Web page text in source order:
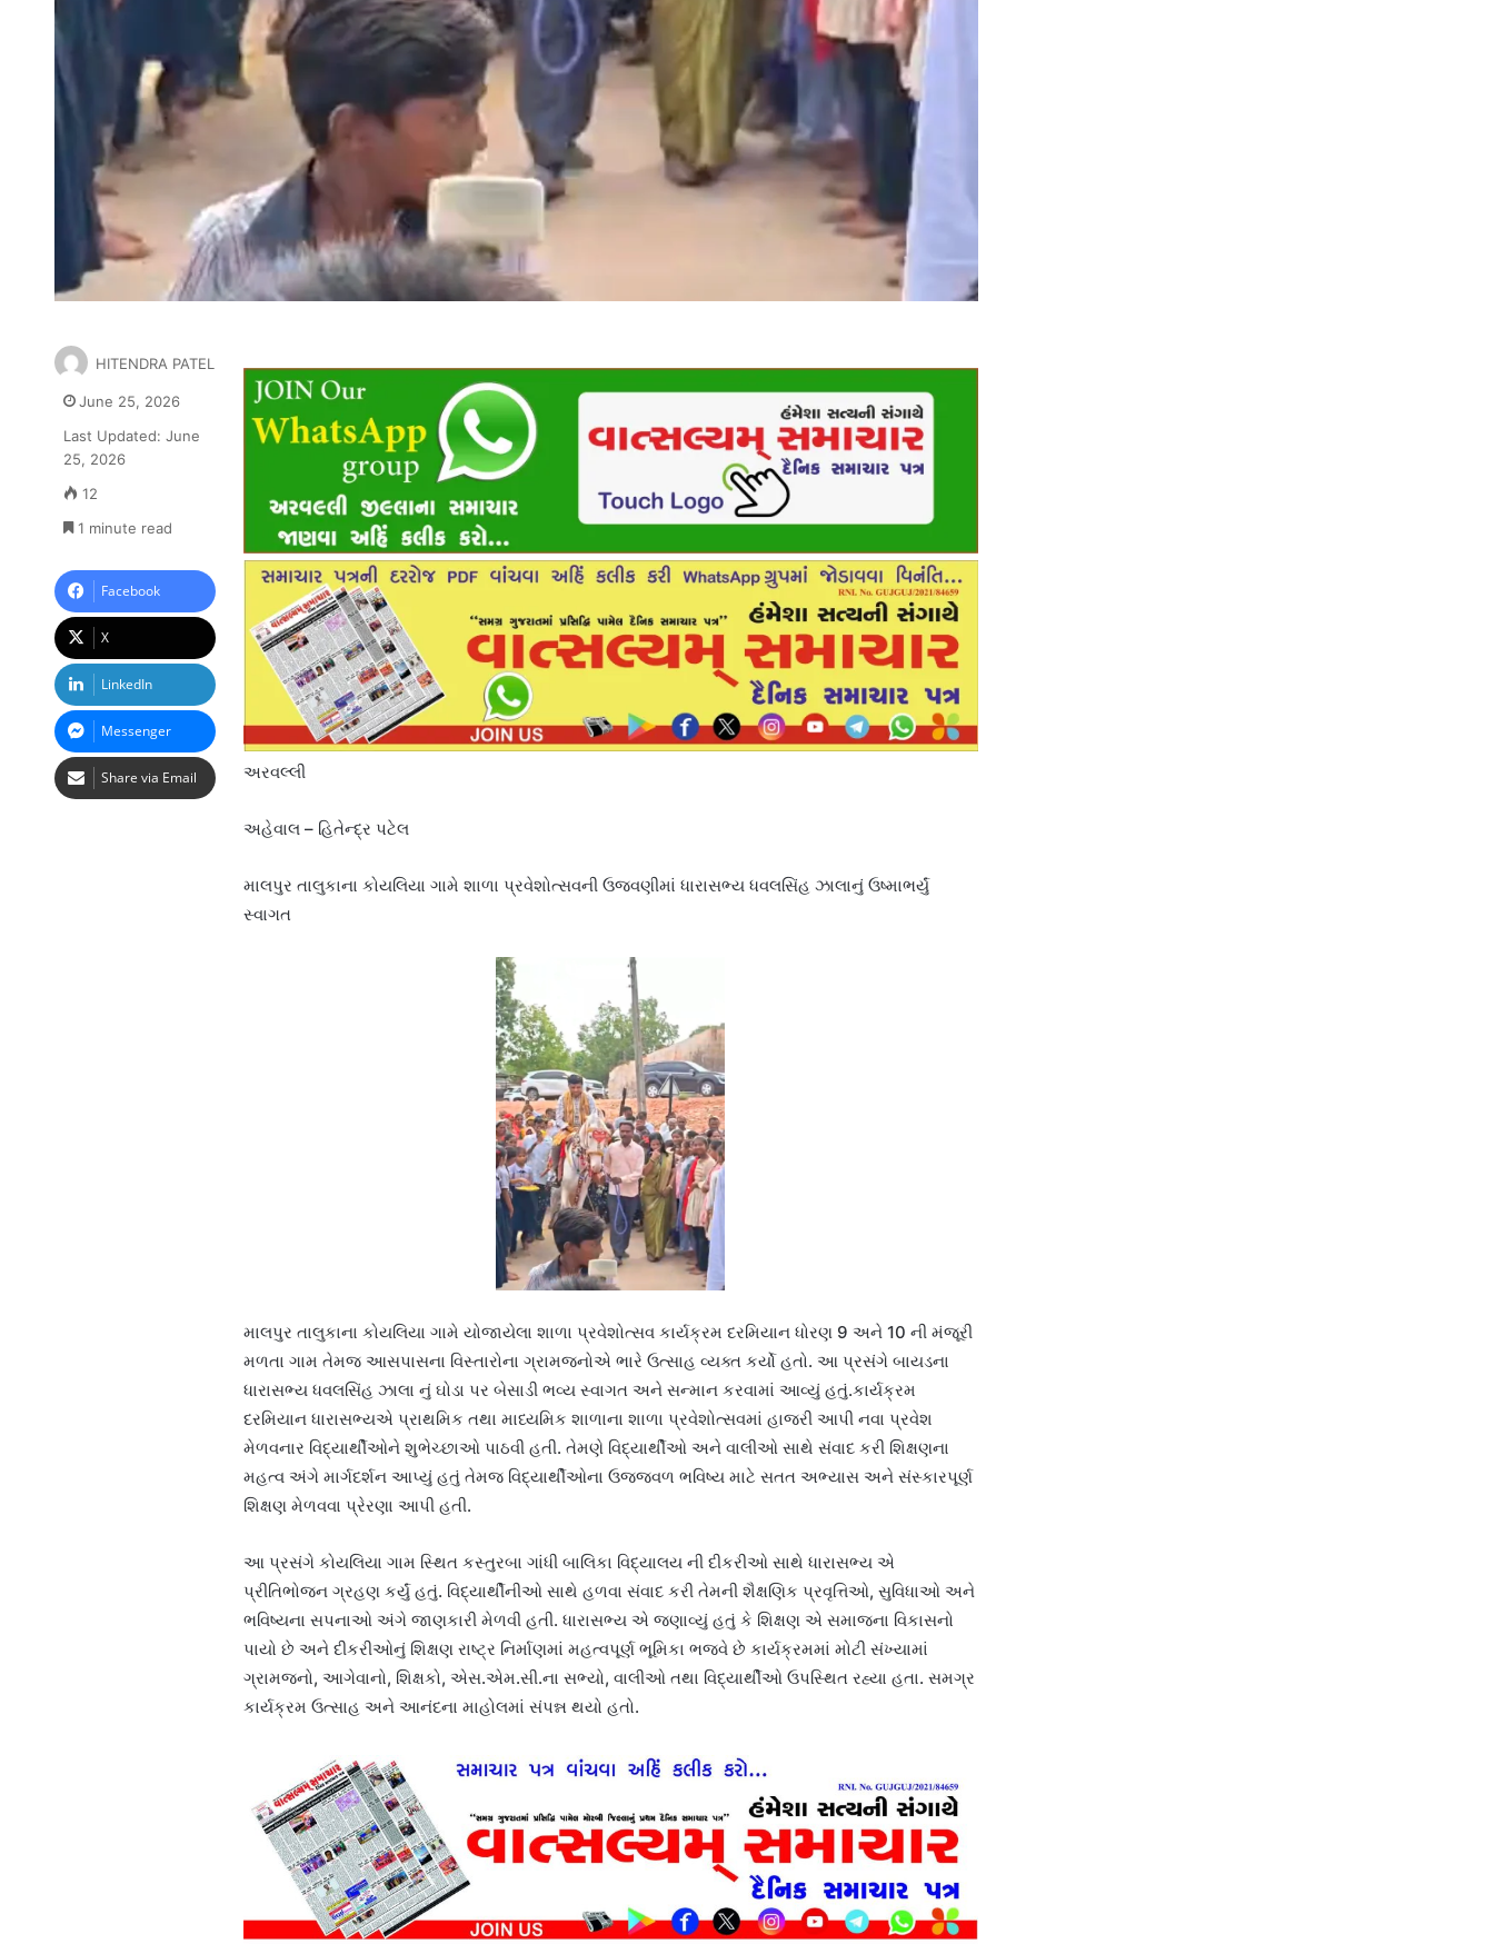
અરવલ્લી
અહેવાલ – હિતેન્દ્ર પટેલ
માલપુર તાલુકાના કોયલિયા ગામે શાળા પ્રવેશોત્સવની ઉજવણીમાં ધારાસભ્ય ધવલસિંહ ઝાલાનું ઉષ્માભર્યું
સ્વાગત
માલપુર તાલુકાના કોયલિયા ગામે યોજાયેલા શાળા પ્રવેશોત્સવ કાર્યક્રમ દરમિયાન ધોરણ 9 અને 10 ની મંજૂરી
મળતા ગામ તેમજ આસપાસના વિસ્તારોના ગ્રામજનોએ ભારે ઉત્સાહ વ્યક્ત કર્યો હતો. આ પ્રસંગે બાયડના
ધારાસભ્ય ધવલસિંહ ઝાલા નું ઘોડા પર બેસાડી ભવ્ય સ્વાગત અને સન્માન કરવામાં આવ્યું હતું.કાર્યક્રમ
દરમિયાન ધારાસભ્યએ પ્રાથમિક તથા માધ્યમિક શાળાના શાળા પ્રવેશોત્સવમાં હાજરી આપી નવા પ્રવેશ
મેળવનાર વિદ્યાર્થીઓને શુભેચ્છાઓ પાઠવી હતી. તેમણે વિદ્યાર્થીઓ અને વાલીઓ સાથે સંવાદ કરી શિક્ષણના
મહત્વ અંગે માર્ગદર્શન આપ્યું હતું તેમજ વિદ્યાર્થીઓના ઉજ્જવળ ભવિષ્ય માટે સતત અભ્યાસ અને સંસ્કારપૂર્ણ
શિક્ષણ મેળવવા પ્રેરણા આપી હતી.
આ પ્રસંગે કોયલિયા ગામ સ્થિત કસ્તુરબા ગાંધી બાલિકા વિદ્યાલય ની દીકરીઓ સાથે ધારાસભ્ય એ
પ્રીતિભોજન ગ્રહણ કર્યું હતું. વિદ્યાર્થીનીઓ સાથે હળવા સંવાદ કરી તેમની શૈક્ષણિક પ્રવૃત્તિઓ, સુવિધાઓ અને
ભવિષ્યના સપનાઓ અંગે જાણકારી મેળવી હતી. ધારાસભ્ય એ જણાવ્યું હતું કે શિક્ષણ એ સમાજના વિકાસનો
પાયો છે અને દીકરીઓનું શિક્ષણ રાષ્ટ્ર નિર્માણમાં મહત્વપૂર્ણ ભૂમિકા ભજવે છે કાર્યક્રમમાં મોટી સંખ્યામાં
ગ્રામજનો, આગેવાનો, શિક્ષકો, એસ.એમ.સી.ના સભ્યો, વાલીઓ તથા વિદ્યાર્થીઓ ઉપસ્થિત રહ્યા હતા. સમગ્ર
કાર્યક્રમ ઉત્સાહ અને આનંદના માહોલમાં સંપન્ન થયો હતો.
HITENDRA PATEL
June 25, 2026
Last Updated: June
25, 2026
12
1 minute read
Facebook
X
LinkedIn
Messenger
Share via Email